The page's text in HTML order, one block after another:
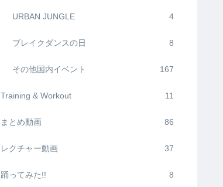
URBAN JUNGLE 4
ブレイクダンスの日 8
その他国内イベント 167
Training & Workout 11
まとめ動画 86
レクチャー動画 37
踊ってみた!! 8